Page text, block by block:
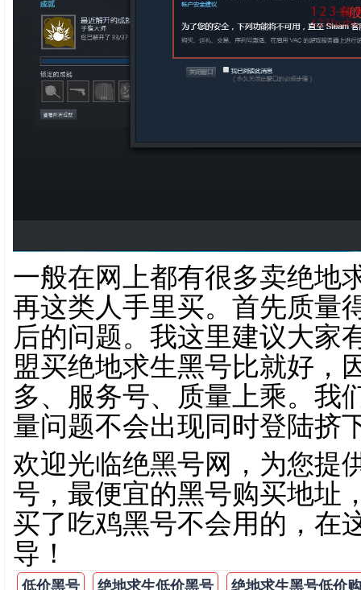
一般在网上都有很多卖绝地
再这类人手里买。首先质量
后的问题。我这里建议大家
盟买绝地求生黑号比就好，
多、服务号、质量上乘。我
量问题不会出现同时登陆挤
欢迎光临绝黑号网，为您提
号，最便宜的黑号购买地址
买了吃鸡黑号不会用的，在
导！
低价黑号 绝地求生低价黑号 绝地求生黑号低价